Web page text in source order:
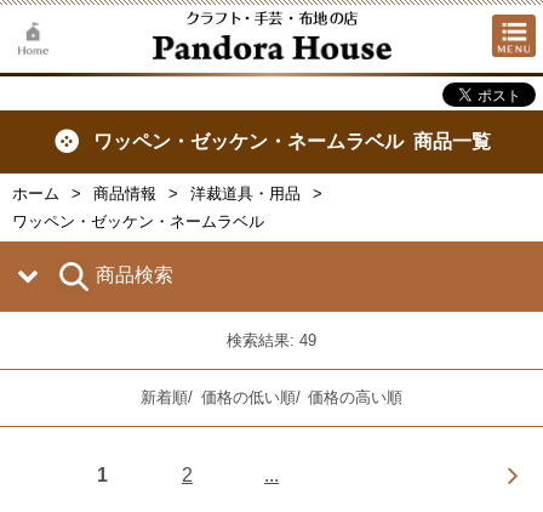
ワッペン・ゼッケン・ネームラベル 商品一覧
ホーム 商品情報
洋裁道具・用品
ワッペン・ゼッケン・ネームラベル
商品検索
検索結果: 49
新着順/ 価格の低い順/ 価格の高い順
1 2 ...